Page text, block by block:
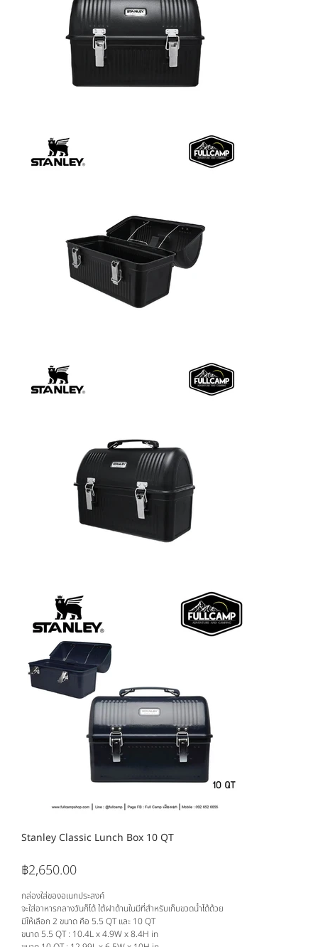
Stanley Classic Lunch Box 10 QT
ราคา
฿2,650.00
กล่องใส่ของอเนกประสงค์
จะใส่อาหารกลางวันก็ได้ ใต้ฝาด้านในมีที่สำหรับเก็บขวดน้ำได้ด้วย
มีให้เลือก 2 ขนาด คือ 5.5 QT และ 10 QT
ขนาด 5.5 QT : 10.4L x 4.9W x 8.4H in